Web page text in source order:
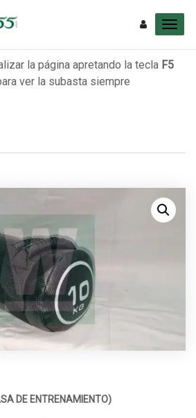
la página apretando la tecla F5
ver la subasta siempre
DE ENTRENAMIENTO)